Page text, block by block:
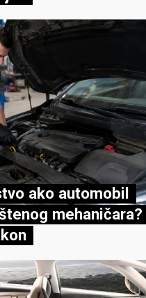
ako automobil
mehaničara?